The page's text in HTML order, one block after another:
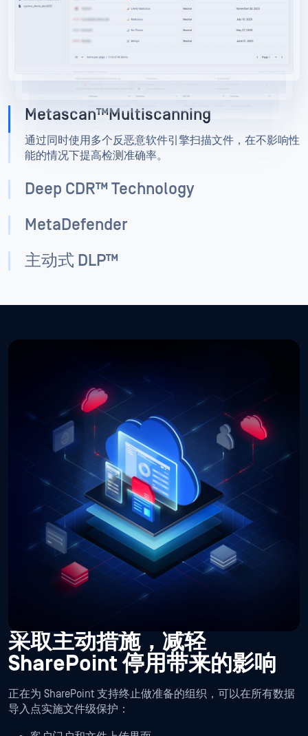
Metascan™Multiscanning
通过同时使用多个反恶意软件引擎扫描文件，在不影响性
能的情况下提高检测准确率。
Deep CDR™ Technology
MetaDefender
主动式 DLP™
采取主动措施，减轻
SharePoint 停用带来的影响
正在为 SharePoint 支持终止做准备的组织，可以在所有数据
导入点实施文件级保护：